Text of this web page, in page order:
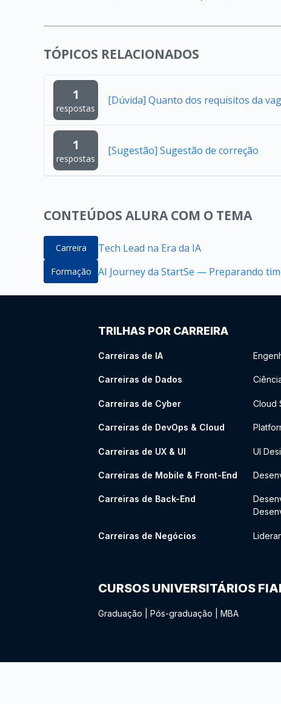
TÓPICOS RELACIONADOS
1
respostas
[Dúvida] Quanto dos requisitos da
1
respostas
[Sugestão] Sugestão de correção
CONTEÚDOS ALURA COM O TEMA
Carreira Tech Lead na Era da IA
Formação AI Journey da StartSe — Preparando
TRILHAS POR CARREIRA
Carreiras de IA
Carreiras de Dados
Carreiras de Cyber Cloud
Carreiras de DevOps & Cloud
Carreiras de UX & UI UI
Carreiras de Mobile & Front-End
Carreiras de Back-End
Carreiras de Negócios
CURSOS UNIVERSITÁRIOS
Graduação Pós-graduação MBA